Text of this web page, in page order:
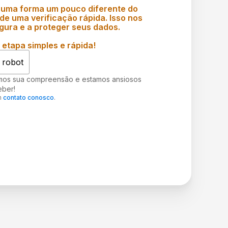
forma um pouco diferente do
uma verificação rápida. Isso nos
e a proteger seus dados.
simples e rápida!
robot
sua compreensão e estamos ansiosos
contato conosco.